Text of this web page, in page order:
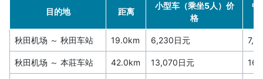
目的地 距离
小型车（乘坐5人）价
格
中
秋田机场 ～ 秋田车站 19.0km 6,230日元
秋田机场 ～ 本莊车站 42.0km 13,070日元